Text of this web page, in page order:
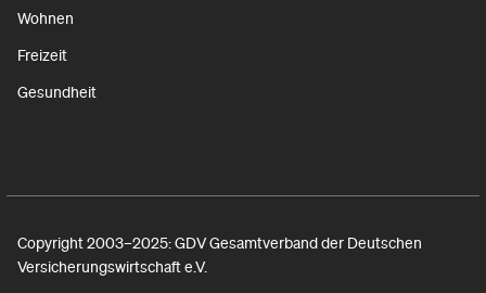
Wohnen
Freizeit
Gesundheit
Copyright 2003–2025: GDV Gesamtverband der Deutschen
Versicherungswirtschaft e.V.